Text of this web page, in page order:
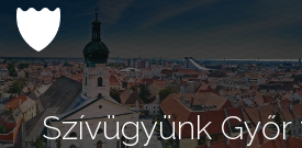
Ugrás
tartalomhoz
Szívügyünk